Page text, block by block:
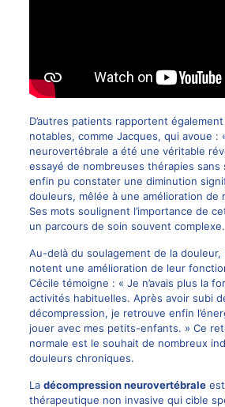
D’autres patients rapportent
notables, comme Jacques, qui avoue :
neurovertébrale a été une véritable
essayé de nombreuses thérapies sans
enfin pu constater une diminution
douleurs, mêlée à une amélioration de
Ses mots soulignent l’importance de
un parcours de soin souvent complexe.
Au-delà du soulagement de la
notent une amélioration de leur
Cécile témoigne : « Je n’avais plus la
activités habituelles. Après avoir subi
décompression, je retrouve enfin
jouer avec mes petits-enfants. » Ce
normale est le souhait de nombreux
douleurs chroniques.
La décompression neurovertébraleest
thérapeutique non invasive qui cible